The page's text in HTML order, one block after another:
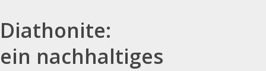
Diathonite:
ein nachhaltiges